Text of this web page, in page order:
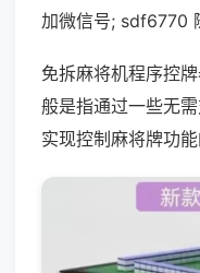
加微信号; sdf6770
免拆麻将机程序控
般是指通过一些无
实现控制麻将牌功能